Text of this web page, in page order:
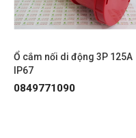
Ổ cắm nối di động 3P 125A
IP67
0849771090